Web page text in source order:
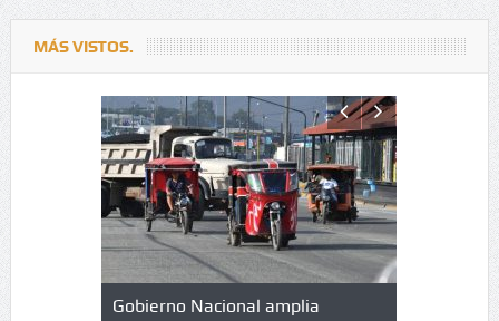
MÁS VISTOS.
de
Gobierno Nacional amplia